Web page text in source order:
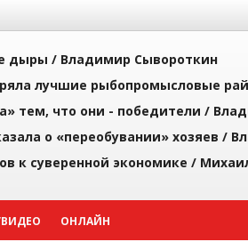
дыры / Владимир Сывороткин
лучшие рыбопромысловые
тем, что они - победители /
о «переобувании» хозяев /
к суверенной экономике /
ОНЛАЙН